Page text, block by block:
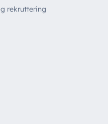
rekruttering